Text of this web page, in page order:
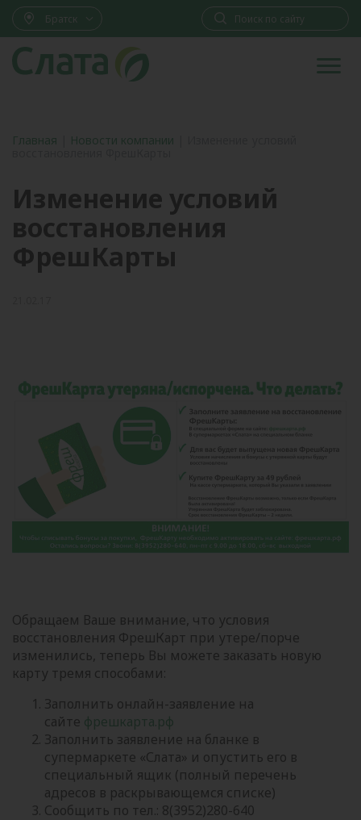
Братск
Главная Новости компании
Изменение условий
восстановления
ФрешКарты
Обращаем Ваше внимание, что условия
восстановления ФрешКарт при утере/порче
изменились, теперь Вы можете заказать новую
карту тремя способами:
Заполнить онлайн-заявление на
сайте фрешкарта.рф
Заполнить заявление на бланке в
супермаркете «Слата» и опустить его в
специальный ящик (полный перечень
адресов в раскрывающемся списке)
Сообщить по тел.: 8(3952)280-640